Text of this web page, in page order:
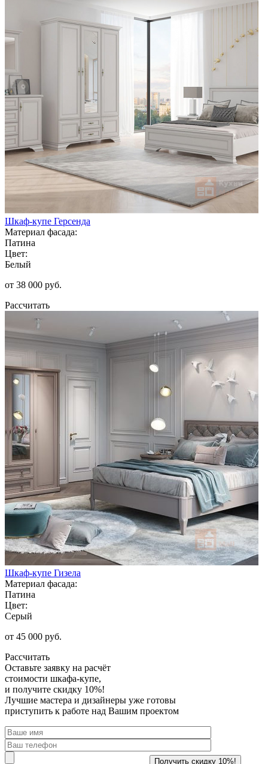
Шкаф-купе Герсенда
Материал фасада:
Патина
Цвет:
Белый
от 38 000 руб.
Рассчитать
Шкаф-купе Гизела
Материал фасада:
Патина
Цвет:
Серый
от 45 000 руб.
Рассчитать
Оставьте заявку на расчёт
стоимости шкафа-купе,
и получите скидку 10%!
Лучшие мастера и дизайнеры уже готовы
приступить к работе над Вашим проектом